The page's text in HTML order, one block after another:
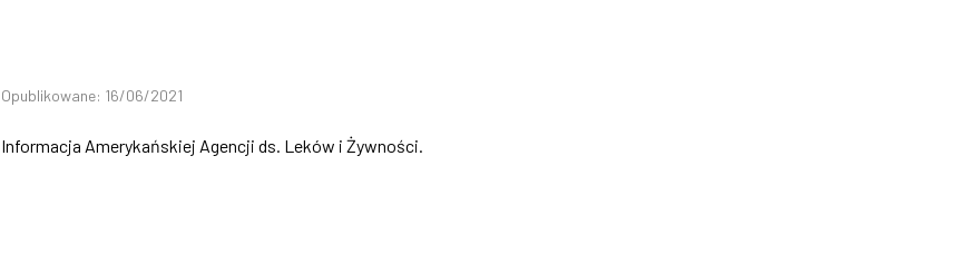
Opublikowane: 16/06/2021
Informacja Amerykańskiej Agencji ds. Leków i Żywności.